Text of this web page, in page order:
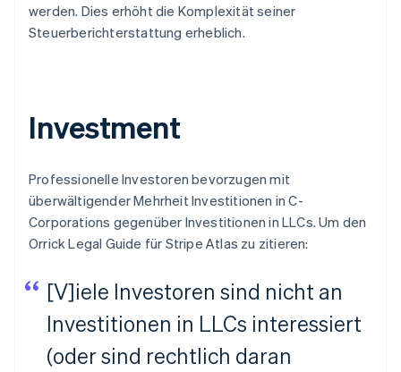
werden. Dies erhöht die Komplexität seiner
Steuerberichterstattung erheblich.
Investment
Professionelle Investoren bevorzugen mit
überwältigender Mehrheit Investitionen in C-
Corporations gegenüber Investitionen in LLCs. Um den
Orrick Legal Guide für Stripe Atlas zu zitieren:
[V]iele Investoren sind nicht an
Investitionen in LLCs interessiert
(oder sind rechtlich daran